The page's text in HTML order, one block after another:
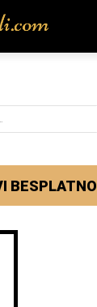
BESPLATNO